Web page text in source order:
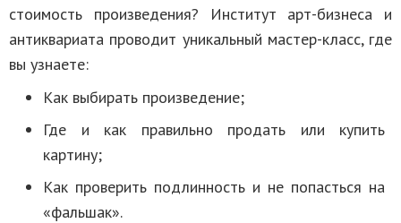
стоимость произведения? Институт арт-бизнеса и
антиквариата проводит уникальный мастер-класс, где
вы узнаете:
Как выбирать произведение;
Где и как правильно продать или купить
картину;
Как проверить подлинность и не попасться на
«фальшак».